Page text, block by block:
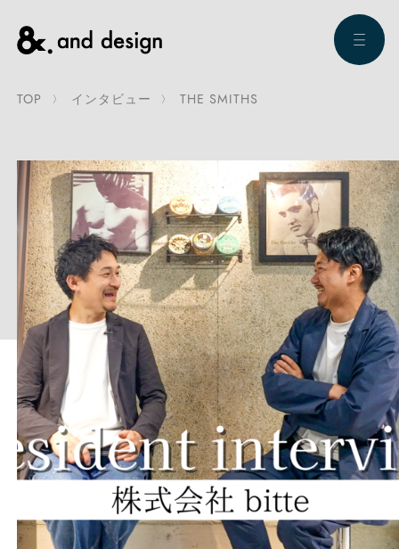
コンセプト・企業理念
建築実例
お知らせ
会社概要
Moku lab について
スタッフ紹介
TOP インタビュー THE SMITHS